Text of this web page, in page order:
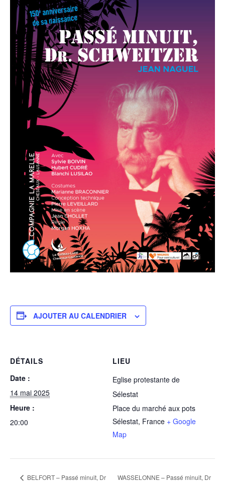
AJOUTER AU CALENDRIER
DÉTAILS
Date :
14 mai 2025
Heure :
20:00
LIEU
Eglise protestante de
Sélestat
Place du marché aux pots
Sélestat, France + Google
Map
BELFORT – Passé minuit, Dr
WASSELONNE – Passé minuit, Dr